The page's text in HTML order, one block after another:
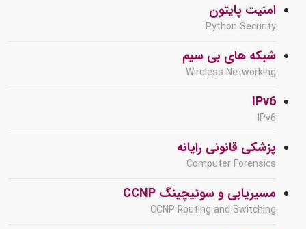
امنیت پایتون
Python Security
شبکه های بی سیم
Wireless Networking
IPv6
IPv6
پزشکی قانونی رایانه
Computer Forensics
مسیریابی و سوئیچینگ CCNP
CCNP Routing and Switching